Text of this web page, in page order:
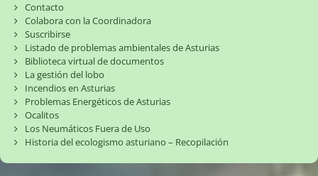
Contacto
Colabora con la Coordinadora
Suscribirse
Listado de problemas ambientales de Asturias
Biblioteca virtual de documentos
La gestión del lobo
Incendios en Asturias
Problemas Energéticos de Asturias
Ocalitos
Los Neumáticos Fuera de Uso
Historia del ecologismo asturiano – Recopilación